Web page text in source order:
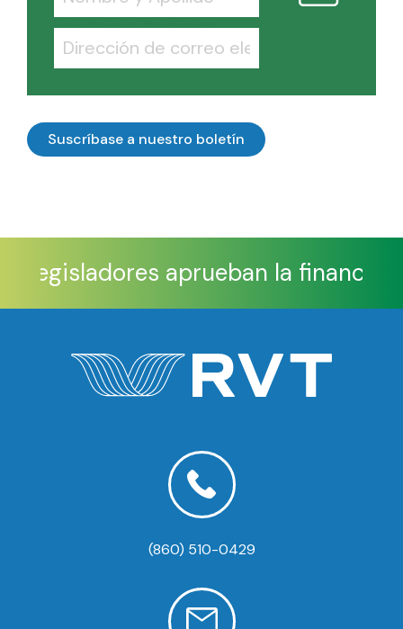
legisladores aprueban la
(860) 510-0429